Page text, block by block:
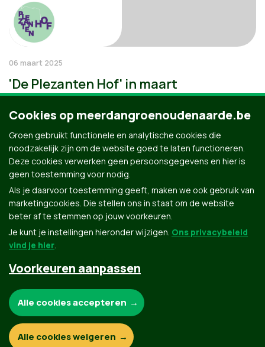
06 maart 2025
'De Plezanten Hof' in maart
Groen.be
Contact Privacybeleid
Cookies op meerdangroenoudenaarde.be
Groen gebruikt functionele en analytische cookies die
noodzakelijk zijn om de website goed te laten functioneren.
Deze cookies verwerken geen persoonsgegevens en hier is
geen toestemming voor nodig.
Als je daarvoor toestemming geeft, maken we ook gebruik van
marketingcookies. Die stellen ons in staat om de website
beter af te stemmen op jouw voorkeuren.
Je kunt je instellingen hieronder wijzigen. Ons privacybeleid
vind je hier.
Voorkeuren aanpassen
Functionele en analytische cookies:
Alle cookies accepteren
Alle cookies weigeren